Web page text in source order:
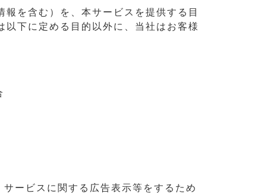
を含む）を、本サービスを提供する目
下に定める目的以外に、当社はお客様
ービスに関する広告表示等をするため